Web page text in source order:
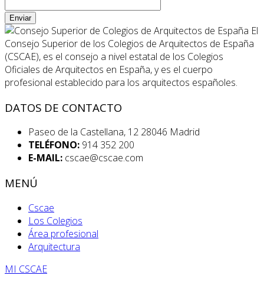
Enviar
El
Consejo Superior de los Colegios de Arquitectos de España
(CSCAE), es el consejo a nivel estatal de los Colegios
Oficiales de Arquitectos en España, y es el cuerpo
profesional establecido para los arquitectos españoles.
DATOS DE CONTACTO
Paseo de la Castellana, 12 28046 Madrid
TELÉFONO: 914 352 200
E-MAIL: cscae@cscae.com
MENÚ
Cscae
Los Colegios
Área profesional
Arquitectura
MI CSCAE